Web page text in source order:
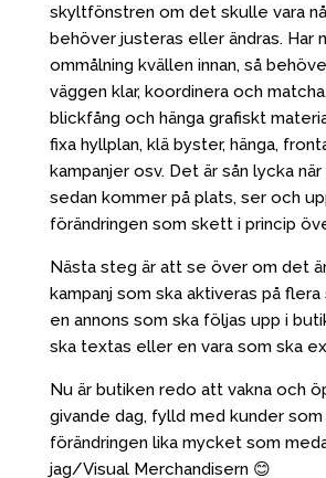
skyltfönstren om det skulle vara
behöver justeras eller ändras. Har
ommålning kvällen innan, så
väggen klar, koordinera och
blickfång och hänga grafiskt
fixa hyllplan, klä byster, hänga,
kampanjer osv. Det är sån lycka
sedan kommer på plats, ser och
förändringen som skett i princip
Nästa steg är att se över om det
kampanj som ska aktiveras på
en annons som ska följas upp i
ska textas eller en vara som ska
Nu är butiken redo att vakna och
givande dag, fylld med kunder
förändringen lika mycket som
jag/Visual Merchandisern 😊